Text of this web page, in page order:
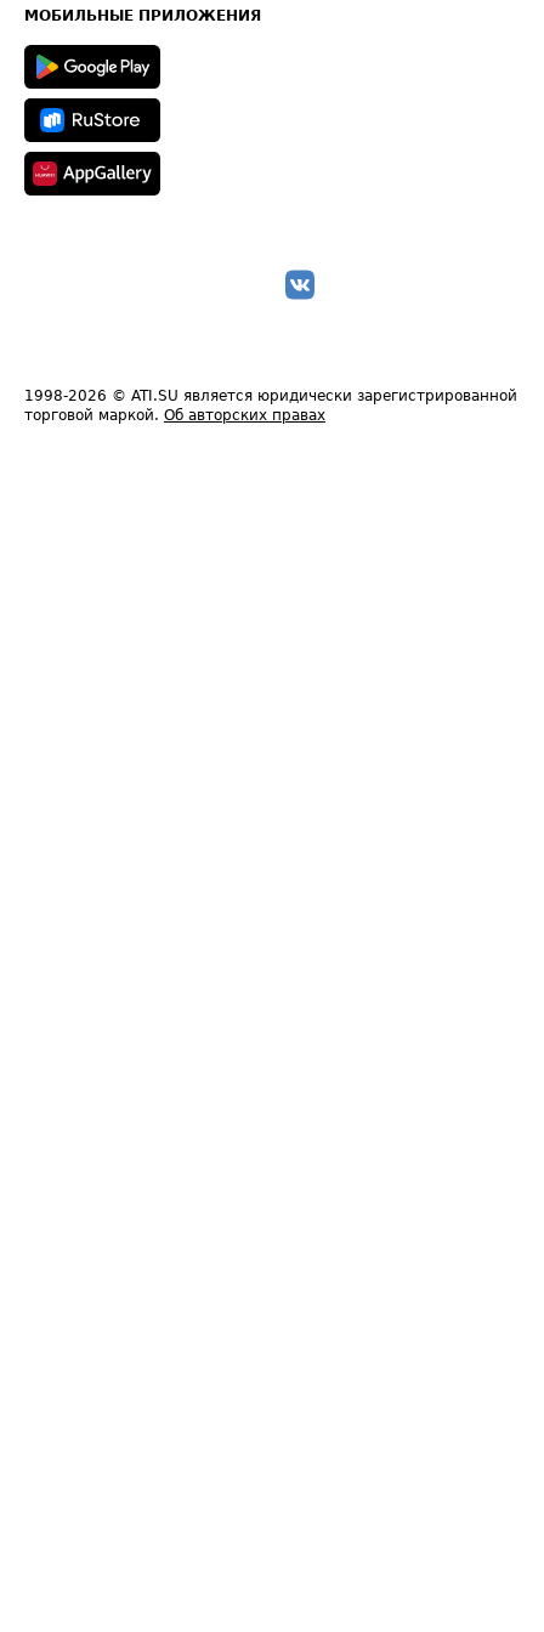
Техническая информация
МОБИЛЬНЫЕ ПРИЛОЖЕНИЯ
1998-2026 © ATI.SU является юридически зарегистрированной
торговой маркой. Об авторских правах